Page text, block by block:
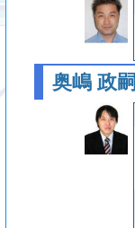
奥嶋 政嗣